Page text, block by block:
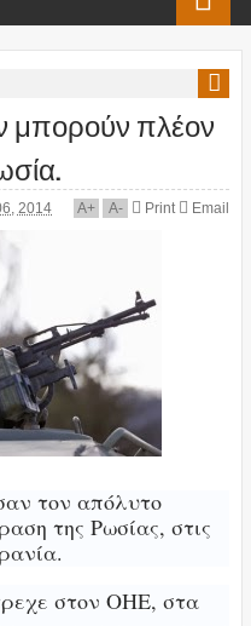
μπορούν πλέον
2014 A+ A- Print Email
τον απόλυτο
της Ρωσίας, στις
στον ΟΗΕ, στα